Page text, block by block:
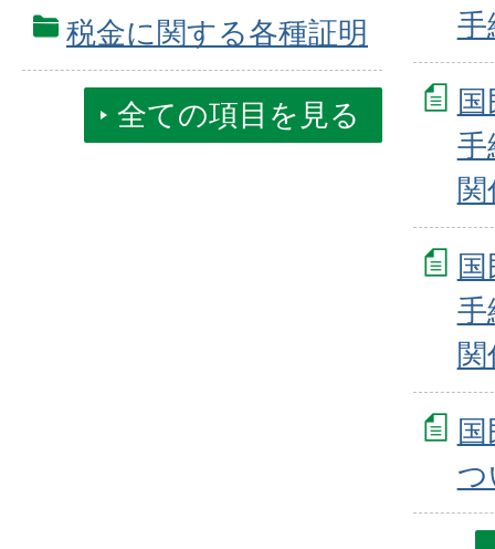
税金に関する各種証明
全ての項目を見る
手
手
関
手
関